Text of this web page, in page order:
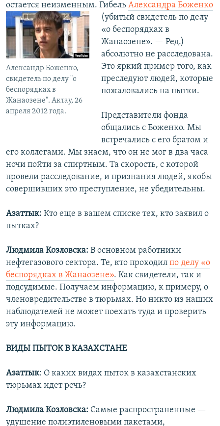
остается неизменным. Гибель Александра Боженко
(убитый
Александр Боженко,
свидетель по делу "о
беспорядках в
Жанаозене". Актау, 26
апреля 2012 года.
свидетель по делу
«о беспорядках в
Жанаозене». — Ред.)
абсолютно не расследована.
Это яркий пример того, как
преследуют людей, которые
пожаловались на пытки.
Представители фонда
общались с Боженко. Мы
встречались с его братом и
его коллегами. Мы знаем, что он не мог в два часа
ночи пойти за спиртным. Та скорость, с которой
провели расследование, и признания людей, якобы
совершивших это преступление, не убедительны.
Азаттык: Кто еще в вашем списке тех, кто заявил о
пытках?
Людмила Козловска: В основном работники
нефтегазового сектора. Те, кто проходил по делу «о
беспорядках в Жанаозене». Как свидетели, так и
подсудимые. Получаем информацию, к примеру, о
членовредительстве в тюрьмах. Но никто из наших
наблюдателей не может поехать туда и проверить
эту информацию.
ВИДЫ ПЫТОК В КАЗАХСТАНЕ
Азаттык: О каких видах пыток в казахстанских
тюрьмах идет речь?
Людмила Козловска: Самые распространенные —
удушение полиэтиленовыми пакетами,